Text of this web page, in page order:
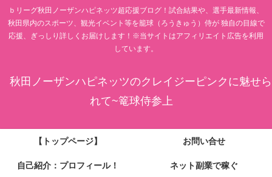
ｂリーグ秋田ノーザンハピネッツ超応援ブログ！試合結果や、選手最新情報、
秋田県内のスポーツ、観光イベント等を籠球（ろうきゅう）侍が 独自の目線で
応援、ぎっしり詳しくお届けします！※当サイトはアフィリエイト広告を利用
しています。
秋田ノーザンハピネッツのクレイジーピンクに魅せら
れて~篭球侍参上
【トップページ】 お問い合せ
自己紹介：プロフィール！ ネット副業で稼ぐ